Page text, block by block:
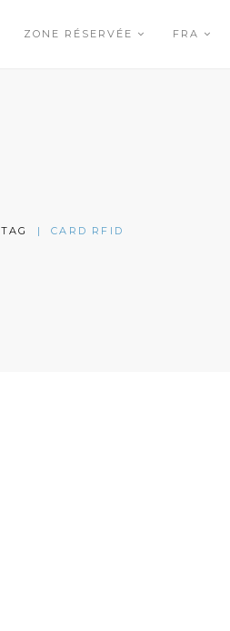
ZONE RÉSERVÉE FRA
TAG | CARD RFID